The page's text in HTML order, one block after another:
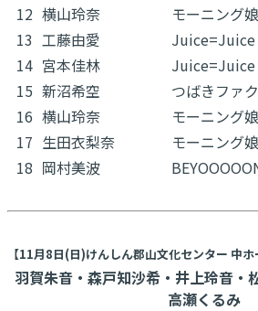
12 横山玲奈
モーニング
13 工藤由愛
Juice=Juice
14 宮本佳林
Juice=Juice
15 新沼希空
つばきファ
16 横山玲奈
モーニング
17 生田衣梨奈
モーニング
18 岡村美波
【11月8日(日)けんしん郡山文化センター 中ホ
羽賀朱音・森戸知沙希・井上玲音・
高瀬くるみ